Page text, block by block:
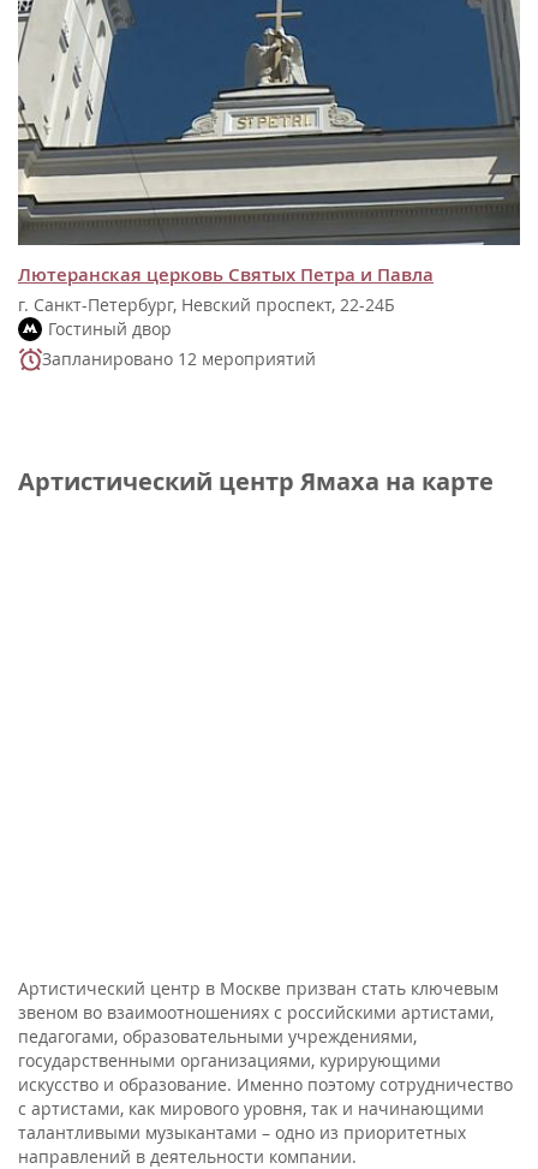
Лютеранская церковь Святых Петра и Павла
г. Санкт-Петербург, Невский проспект, 22-24Б
Гостиный двор
Запланировано 12 мероприятий
Артистический центр Ямаха на карте
Артистический центр в Москве призван стать ключевым
звеном во взаимоотношениях с российскими артистами,
педагогами, образовательными учреждениями,
государственными организациями, курирующими
искусство и образование. Именно поэтому сотрудничество
с артистами, как мирового уровня, так и начинающими
талантливыми музыкантами – одно из приоритетных
направлений в деятельности компании.